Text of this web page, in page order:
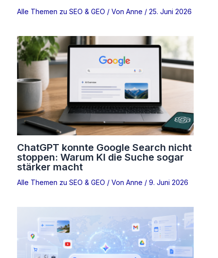
Alle Themen zu SEO & GEO / Von Anne / 25. Juni 2026
ChatGPT konnte Google Search nicht
stoppen: Warum KI die Suche sogar
stärker macht
Alle Themen zu SEO & GEO / Von Anne / 9. Juni 2026